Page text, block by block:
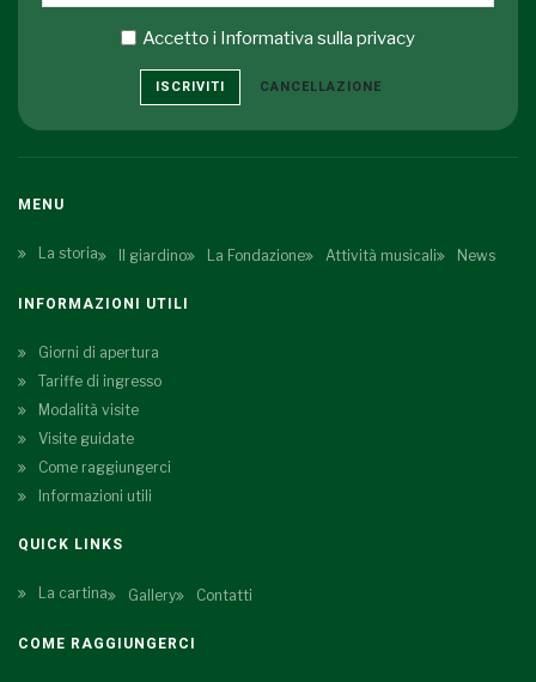
Accetto i Informativa sulla privacy
ISCRIVITI CANCELLAZIONE
MENU
La storia Il giardino La Fondazione Attività musicali News
INFORMAZIONI UTILI
Giorni di apertura
Tariffe di ingresso
Modalità visite
Visite guidate
Come raggiungerci
Informazioni utili
QUICK LINKS
La cartina Gallery Contatti
COME RAGGIUNGERCI